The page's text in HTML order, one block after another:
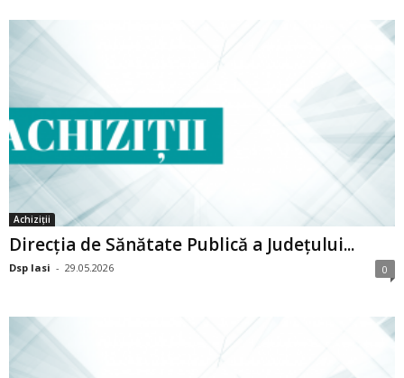
Achiziții
Direcția de Sănătate Publică a Județului...
Dsp Iasi - 29.05.2026 0